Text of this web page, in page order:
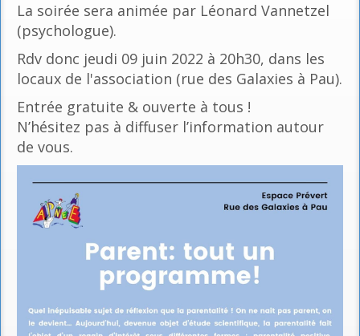
La soirée sera animée par Léonard Vannetzel
(psychologue).
Rdv donc jeudi 09 juin 2022 à 20h30, dans les
locaux de l'association (rue des Galaxies à Pau).
Entrée gratuite & ouverte à tous !
N’hésitez pas à diffuser l’information autour
de vous.